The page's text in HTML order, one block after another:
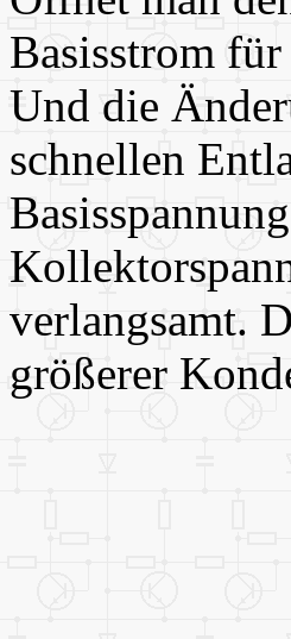
Basisstrom
Und die
schnellen
verlangsamt.
größerer